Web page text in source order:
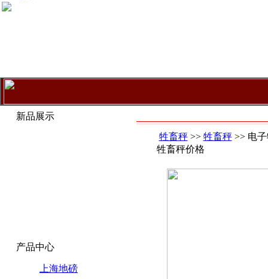
新品展示
产品中心
上海地磅
牲畜秤>> 牲畜秤>> 电子
牲畜秤价格